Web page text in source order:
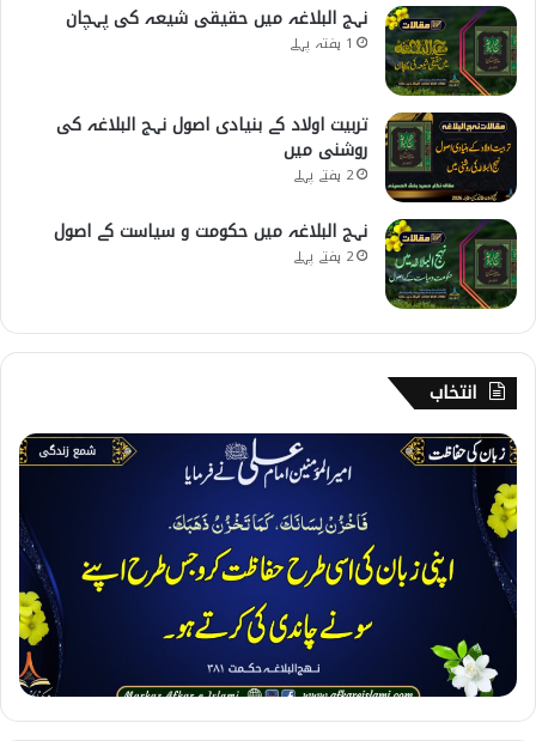
نہج البلاغہ میں حقیقی شیعہ کی پہچان
1 ہفتہ پہلے
تربیت اولاد کے بنیادی اصول نہج البلاغہ کی
روشنی میں
2 ہفتے پہلے
نہج البلاغہ میں حکومت و سیاست کے اصول
2 ہفتے پہلے
انتخاب
3
4
3
۔
ب
ا
ن
ح
ف